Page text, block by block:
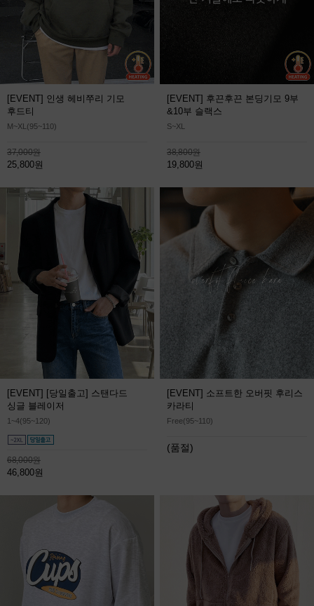
[EVENT] 인생 헤비쭈리 기모
후드티
M~XL(95~110)
37,000원
25,800원
[EVENT] 후끈후끈 본딩기모 9부
&10부 슬랙스
S~XL
38,800원
19,800원
[EVENT] [당일출고] 스탠다드
싱글 블레이저
1~4(95~120)
68,000원
46,800원
[EVENT] 소프트한 오버핏 후리스
카라티
Free(95~110)
(품절)